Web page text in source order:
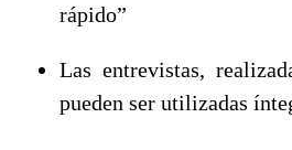
rápido”
Las entrevistas,
pueden ser utilizadas